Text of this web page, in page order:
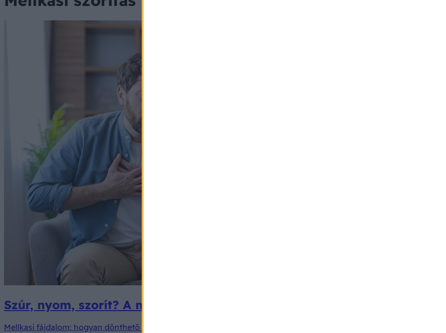
Szúr, nyom, szorít? A mellkasi fájdalom 11 oka és a teendők, ha baj van
Mellkasi fájdalom: hogyan dönthető el, hogy ártalmatlan, múló kellemetlenség vagy egy szívroham figyelmeztető